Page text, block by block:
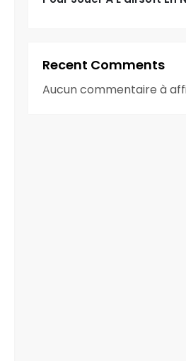
Recent Comments
Aucun commentaire à